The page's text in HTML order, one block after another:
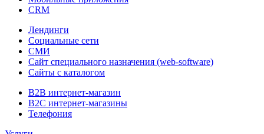
CRM
Лендинги
Социальные сети
СМИ
Сайт специального назначения (web-software)
Сайты с каталогом
B2B интернет-магазин
B2C интернет-магазины
Телефония